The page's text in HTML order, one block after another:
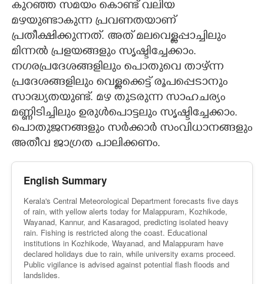
കുറഞ്ഞ സമയം കൊണ്ട് വലിയ
മഴയുണ്ടാകുന്ന പ്രവണതയാണ്
പ്രതീക്ഷിക്കുന്നത്. അത് മലവെള്ളപ്പാച്ചിലും
മിന്നൽ പ്രളയങ്ങളും സൃഷ്ടിച്ചേക്കാം.
നഗരപ്രദേശങ്ങളിലും പൊതുവെ താഴ്ന്ന
പ്രദേശങ്ങളിലും വെള്ളക്കെട്ട് രൂപപ്പെടാനും
സാദ്ധ്യതയുണ്ട്. മഴ തുടരുന്ന സാഹചര്യം
മണ്ണിടിച്ചിലും ഉരുൾപൊട്ടലും സൃഷ്ടിച്ചേക്കാം.
പൊതുജനങ്ങളും സർക്കാർ സംവിധാനങ്ങളും
അതീവ ജാഗ്രത പാലിക്കണം.
English Summary
Kerala's Central Meteorological Department forecasts five days
of rain, with yellow alerts today for Malappuram, Kozhikode,
Wayanad, Kannur, and Kasaragod, predicting isolated heavy
rain. Fishing is restricted along the coast. Educational
institutions in Kozhikode, Wayanad, and Malappuram have
declared holidays due to rain, while university exams proceed.
Public vigilance is advised against potential flash floods and
landslides.